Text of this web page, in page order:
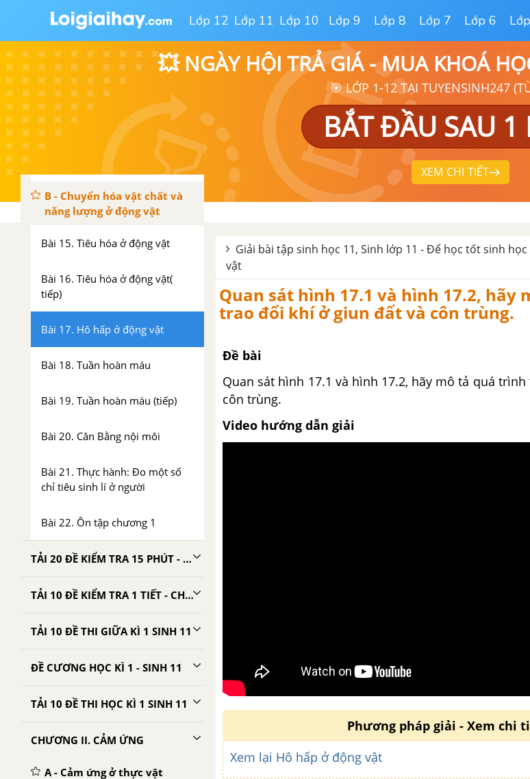
Lớp 12 Lớp 11 Lớp 10 Lớp 9 Lớp 8 Lớp 7 Lớp 6
💥 NGÀY HỘI TRẢ GIÁ - MUA KHOÁ
🎯 LỚP 1-12 TẠI TUYENSINH247
BẮT ĐẦU SAU 1
XEM CHI TIẾT
Bài 11. Quang hợp và năng suất
cây trồng
Bài 12. Hô hấp ở thực vật
Bài 13. Thực hành: Phát hiện
diệp lục và carôtenôit
Bài 14. Thực hành: Phát hiện hô
hấp ở thực vật
B - Chuyển hóa vật chất và
năng lượng ở động vật
Bài 15. Tiêu hóa ở động vật
Bài 16. Tiêu hóa ở động vật(
tiếp)
Bài 17. Hô hấp ở động vật
Bài 18. Tuần hoàn máu
Bài 19. Tuần hoàn máu (tiếp)
Bài 20. Cân Bằng nội môi
Bài 21. Thực hành: Đo một số
chỉ tiêu sinh lí ở người
Bài 22. Ôn tập chương 1
TẢI 20 ĐỀ KIỂM TRA 15 PHÚT - CHƯƠNG 1
TẢI 10 ĐỀ KIỂM TRA 1 TIẾT - CHƯƠNG 1
TẢI 10 ĐỀ THI GIỮA KÌ 1 SINH 11
ĐỀ CƯƠNG HỌC KÌ 1 - SINH 11
TẢI 10 ĐỀ THI HỌC KÌ 1 SINH 11
CHƯƠNG II. CẢM ỨNG
A - Cảm ứng ở thực vật
Giải bài tập sinh học 11, Sinh lớp 11 - Để học tốt sinh học
vật
Quan sát hình 17.1 và hình 17.2, hãy
trao đổi khí ở giun đất và côn trùng.
Đề bài
Quan sát hình 17.1 và hình 17.2, hãy mô tả quá
côn trùng.
Video hướng dẫn giải
Phương pháp giải - Xem chi
Xem lại Hô hấp ở động vật